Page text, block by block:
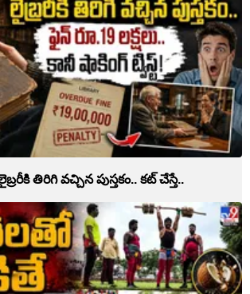
తిరిగి వచ్చిన పుస్తకం.. కట్ చేస్తే..